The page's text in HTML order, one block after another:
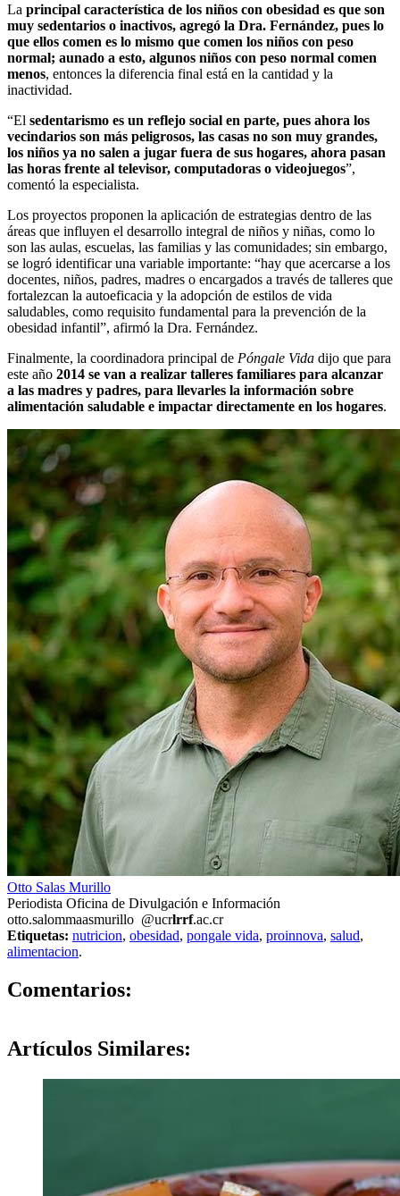
La principal característica de los niños con obesidad es que son
muy sedentarios o inactivos, agregó la Dra. Fernández, pues lo
que ellos comen es lo mismo que comen los niños con peso
normal; aunado a esto, algunos niños con peso normal comen
menos, entonces la diferencia final está en la cantidad y la
inactividad.
“El sedentarismo es un reflejo social en parte, pues ahora los
vecindarios son más peligrosos, las casas no son muy grandes,
los niños ya no salen a jugar fuera de sus hogares, ahora pasan
las horas frente al televisor, computadoras o videojuegos”,
comentó la especialista.
Los proyectos proponen la aplicación de estrategias dentro de las
áreas que influyen el desarrollo integral de niños y niñas, como lo
son las aulas, escuelas, las familias y las comunidades; sin embargo,
se logró identificar una variable importante: “hay que acercarse a los
docentes, niños, padres, madres o encargados a través de talleres que
fortalezcan la autoeficacia y la adopción de estilos de vida
saludables, como requisito fundamental para la prevención de la
obesidad infantil”, afirmó la Dra. Fernández.
Finalmente, la coordinadora principal de Póngale Vida dijo que para
este año 2014 se van a realizar talleres familiares para alcanzar
a las madres y padres, para llevarles la información sobre
alimentación saludable e impactar directamente en los hogares.
Otto Salas Murillo
Periodista Oficina de Divulgación e Información
otto.salommaasmurillo @ucrlrrf.ac.cr
Etiquetas: nutricion, obesidad, pongale vida, proinnova, salud,
alimentacion.
Comentarios:
Artículos Similares: